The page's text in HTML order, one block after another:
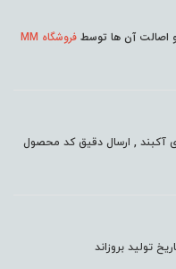
و اصالت آن ها توسط فروشگاه MM
آکبند , ارسال دقیق کد محصول
تولید بروزاند